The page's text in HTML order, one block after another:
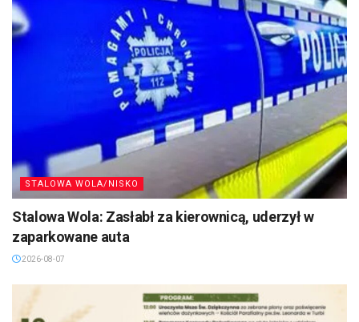
STALOWA WOLA/NISKO
Stalowa Wola: Zasłabł za kierownicą, uderzył w
zaparkowane auta
2026-08-07